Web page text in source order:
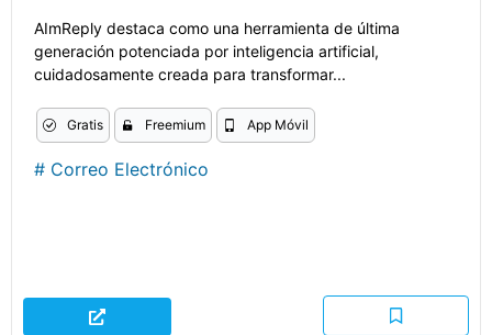
AImReply destaca como una herramienta de última
generación potenciada por inteligencia artificial,
cuidadosamente creada para transformar...
Gratis Freemium App Móvil
# Correo Electrónico